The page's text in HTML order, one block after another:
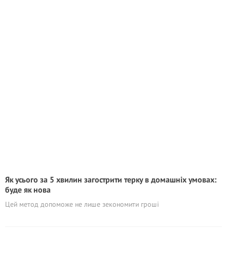
Як усього за 5 хвилин загострити терку в домашніх умовах:
буде як нова
Цей метод допоможе не лише зекономити гроші